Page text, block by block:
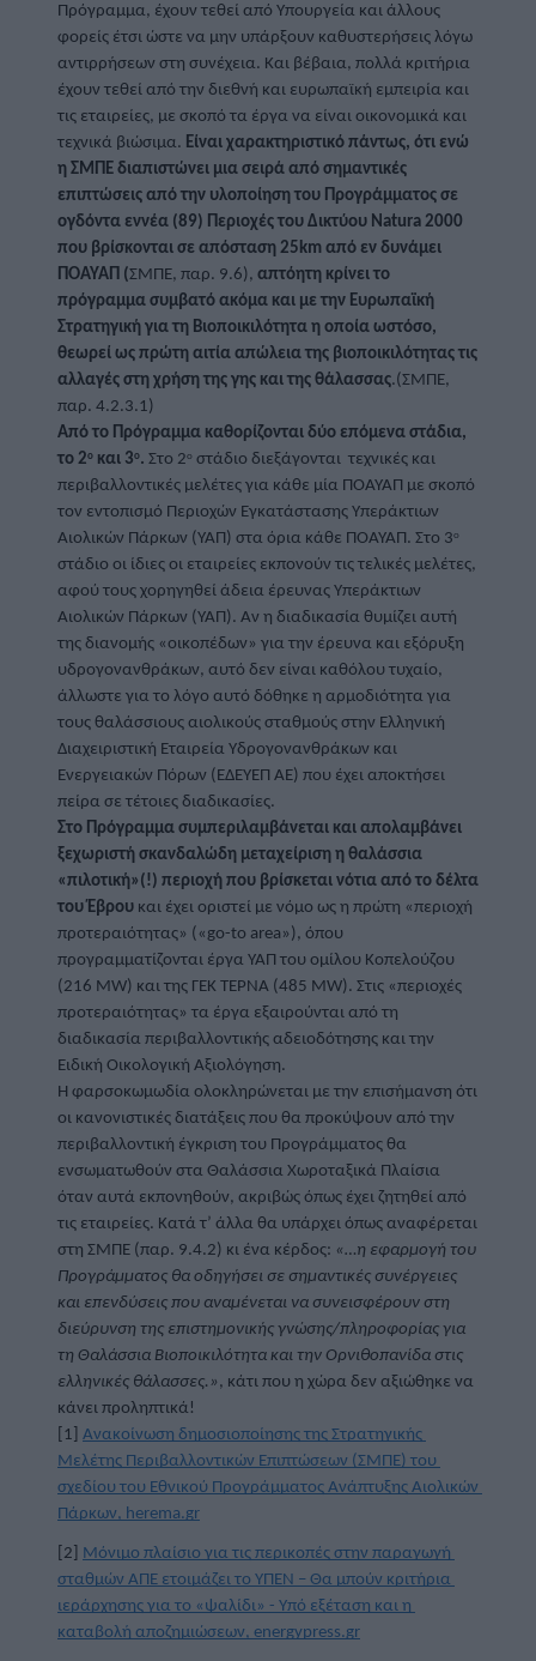
Πρόγραμμα, έχουν τεθεί από Υπουργεία και άλλους
φορείς έτσι ώστε να μην υπάρξουν καθυστερήσεις λόγω
αντιρρήσεων στη συνέχεια. Και βέβαια, πολλά κριτήρια
έχουν τεθεί από την διεθνή και ευρωπαϊκή εμπειρία και
τις εταιρείες, με σκοπό τα έργα να είναι οικονομικά και
τεχνικά βιώσιμα. Είναι χαρακτηριστικό πάντως, ότι ενώ
η ΣΜΠΕ διαπιστώνει μια σειρά από σημαντικές
επιπτώσεις από την υλοποίηση του Προγράμματος σε
ογδόντα εννέα (89) Περιοχές του Δικτύου Νatura 2000
που βρίσκονται σε απόσταση 25km από εν δυνάμει
ΠΟΑΥΑΠ (ΣΜΠΕ, παρ. 9.6), απτόητη κρίνει το
πρόγραμμα συμβατό ακόμα και με την Ευρωπαϊκή
Στρατηγική για τη Βιοποικιλότητα η οποία ωστόσο,
θεωρεί ως πρώτη αιτία απώλεια της βιοποικιλότητας τις
αλλαγές στη χρήση της γης και της θάλασσας.(ΣΜΠΕ,
παρ. 4.2.3.1)
Από το Πρόγραμμα καθορίζονται δύο επόμενα στάδια,
το 2ο και 3ο. Στο 2ο στάδιο διεξάγονται  τεχνικές και
περιβαλλοντικές μελέτες για κάθε μία ΠΟΑΥΑΠ με σκοπό
τον εντοπισμό Περιοχών Εγκατάστασης Υπεράκτιων
Αιολικών Πάρκων (ΥΑΠ) στα όρια κάθε ΠΟΑΥΑΠ. Στο 3ο
στάδιο οι ίδιες οι εταιρείες εκπονούν τις τελικές μελέτες,
αφού τους χορηγηθεί άδεια έρευνας Υπεράκτιων
Αιολικών Πάρκων (ΥΑΠ). Αν η διαδικασία θυμίζει αυτή
της διανομής «οικοπέδων» για την έρευνα και εξόρυξη
υδρογονανθράκων, αυτό δεν είναι καθόλου τυχαίο,
άλλωστε για το λόγο αυτό δόθηκε η αρμοδιότητα για
τους θαλάσσιους αιολικούς σταθμούς στην Ελληνική
Διαχειριστική Εταιρεία Υδρογονανθράκων και
Ενεργειακών Πόρων (ΕΔΕΥΕΠ ΑΕ) που έχει αποκτήσει
πείρα σε τέτοιες διαδικασίες.
Στο Πρόγραμμα συμπεριλαμβάνεται και απολαμβάνει
ξεχωριστή σκανδαλώδη μεταχείριση η θαλάσσια
«πιλοτική»(!) περιοχή που βρίσκεται νότια από το δέλτα
του Έβρου και έχει οριστεί με νόμο ως η πρώτη «περιοχή
προτεραιότητας» («go-to area»), όπου
προγραμματίζονται έργα ΥΑΠ του ομίλου Κοπελούζου
(216 MW) και της ΓΕΚ ΤΕΡΝΑ (485 MW). Στις «περιοχές
προτεραιότητας» τα έργα εξαιρούνται από τη
διαδικασία περιβαλλοντικής αδειοδότησης και την
Ειδική Οικολογική Αξιολόγηση.
Η φαρσοκωμωδία ολοκληρώνεται με την επισήμανση ότι
οι κανονιστικές διατάξεις που θα προκύψουν από την
περιβαλλοντική έγκριση του Προγράμματος θα
ενσωματωθούν στα Θαλάσσια Χωροταξικά Πλαίσια
όταν αυτά εκπονηθούν, ακριβώς όπως έχει ζητηθεί από
τις εταιρείες. Κατά τ’ άλλα θα υπάρχει όπως αναφέρεται
στη ΣΜΠΕ (παρ. 9.4.2) κι ένα κέρδος: «…η εφαρμογή του
Προγράμματος θα οδηγήσει σε σημαντικές συνέργειες
και επενδύσεις που αναμένεται να συνεισφέρουν στη
διεύρυνση της επιστημονικής γνώσης/πληροφορίας για
τη Θαλάσσια Βιοποικιλότητα και την Ορνιθοπανίδα στις
ελληνικές θάλασσες.» , κάτι που η χώρα δεν αξιώθηκε να
κάνει προληπτικά!
[1] Ανακοίνωση δημοσιοποίησης της Στρατηγικής
Μελέτης Περιβαλλοντικών Επιπτώσεων (ΣΜΠΕ) του
σχεδίου του Εθνικού Προγράμματος Ανάπτυξης Αιολικών
Πάρκων, herema.gr
[2]
Mόνιμο πλαίσιο για τις περικοπές στην παραγωγή
σταθμών ΑΠΕ ετοιμάζει το ΥΠΕΝ – Θα μπούν κριτήρια
ιεράρχησης για το «ψαλίδι» - Υπό εξέταση και η
καταβολή αποζημιώσεων, energypress.gr